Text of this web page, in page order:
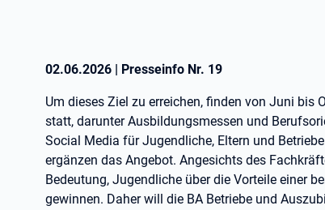
02.06.2026 | Presseinfo Nr. 19
Um dieses Ziel zu erreichen, finden von Juni bis
statt, darunter Ausbildungsmessen und
Social Media für Jugendliche, Eltern und
ergänzen das Angebot. Angesichts des
Bedeutung, Jugendliche über die Vorteile einer
gewinnen. Daher will die BA Betriebe und